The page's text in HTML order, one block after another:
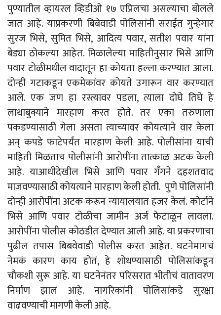
पुण्यातील व्हायरल व्हिडीओ १७ एप्रिलचा असल्याचा बोलले
जात आहे. याप्रकरणी बिबेवाडी पोलिसांनी सराईत गुन्हेगार
सुरज भिसे, सुमित भिसे, आदित्य पवार, सतीश पवार यांना
बेड्या ठोकल्या आहेत. मिळालेल्या माहितीनुसार भिसे आणि
पवार टोळीमधील वादातून हा कोयता हल्ला करण्यात आला.
दोन्ही गटाकडून एकमेकांवर कोयते उगारून वार करण्यात
आले. एक जण हा रस्त्यावर पडला, त्याला दोघे तिघे हे
लाथाबुक्याने मारहाण करत होते. तर एका तरुणाला
पकडण्यासाठी गेला असता त्याच्यावर कोयत्याने वार केला
अन् कपडे फाटेपर्यंत मारहाण केली आहे. पोलीसांना याची
माहिती मिळताच पोलीसांनी आरोपींना तात्काळ अटक केली
आहे. याआधीदेखील भिसे आणि पवार गँगने दहशतवाद
माजवण्यासाठी कोयत्याने मारहाण केली होती. पुणे पोलिसांनी
दोन्ही आरोपींना अटक करून न्यायालयात हजर केलं. कोर्टाने
भिसे आणि पवार टोळीचा जामीन अर्ज फेटाळून लावला.
आरोपींना पोलीस कोठडीत देण्यात आली आहे. या प्रकरणाचा
पुढील तपास बिबवेवाडी पोलीस करत आहेत. घटनेमागचं
नेमकं कारण काय होतं, हे शोधण्यासाठी पोलिसांकडून
चौकशी सुरू आहे. या घटनेनंतर परिसरात भीतीचं वातावरण
निर्माण झालं आहे. नागरिकांनी पोलिसांकडे सुरक्षा
वाढवण्याची मागणी केली आहे.